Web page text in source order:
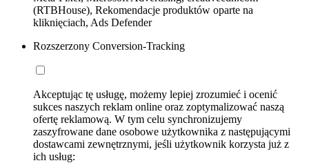
(RTBHouse), Rekomendacje produktów oparte na
kliknięciach, Ads Defender
Rozszerzony Conversion-Tracking
Akceptując tę usługę, możemy lepiej zrozumieć i ocenić
sukces naszych reklam online oraz zoptymalizować naszą
ofertę reklamową. W tym celu synchronizujemy
zaszyfrowane dane osobowe użytkownika z następującymi
dostawcami zewnętrznymi, jeśli użytkownik korzysta już z
ich usług: